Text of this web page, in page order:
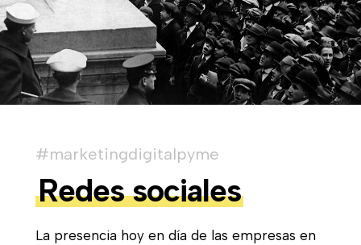
#marketingdigitalpyme
Redes sociales
La presencia hoy en día de las empresas en